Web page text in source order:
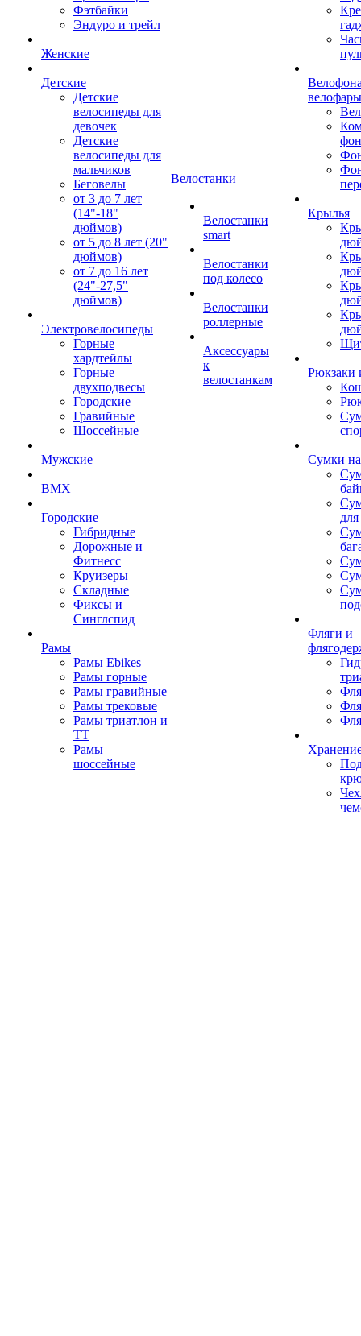
Фэтбайки
Эндуро и трейл
Женские
Детские
Детские
велосипеды для
девочек
Детские
велосипеды для
мальчиков
Беговелы
от 3 до 7 лет
(14"-18"
дюймов)
от 5 до 8 лет (20"
дюймов)
от 7 до 16 лет
(24"-27,5"
дюймов)
Электровелосипеды
Горные
хардтейлы
Горные
двухподвесы
Городские
Гравийные
Шоссейные
Мужские
BMX
Городские
Гибридные
Дорожные и
Фитнесс
Круизеры
Складные
Фиксы и
Синглспид
Рамы
Рамы Ebikes
Рамы горные
Рамы гравийные
Рамы трековые
Рамы триатлон и
ТТ
Рамы
шоссейные
Велостанки
Велостанки
smart
Велостанки
под колесо
Велостанки
роллерные
Аксессуары
к
велостанкам
велофары
Крылья
Рюкзаки
Сумки
Фляги и